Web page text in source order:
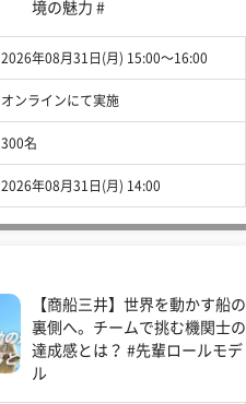
境の魅力 #
2026年08月31日(月) 15:00〜16:00
オンラインにて実施
300名
2026年08月31日(月) 14:00
【商船三井】世界を動かす船の
裏側へ。チームで挑む機関士の
達成感とは？ #先輩ロールモデ
ル